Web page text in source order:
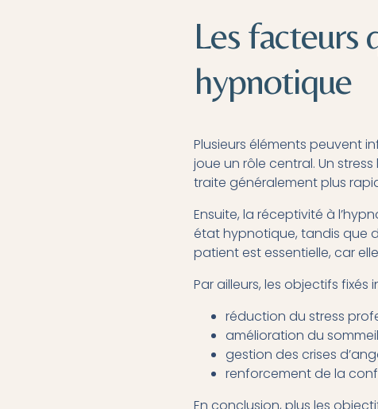
Les facteurs
hypnotique
Plusieurs éléments peuvent
joue un rôle central. Un
traite généralement plus
Ensuite, la réceptivité à
état hypnotique, tandis que
patient est essentielle, car
Par ailleurs, les objectifs
réduction du stress
amélioration du sommeil
gestion des crises
renforcement de la